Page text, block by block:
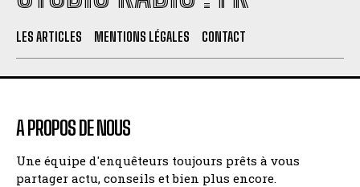
LES ARTICLES MENTIONS LÉGALES CONTACT
A PROPOS DE NOUS
Une équipe d'enquêteurs toujours prêts à vous
partager actu, conseils et bien plus encore.